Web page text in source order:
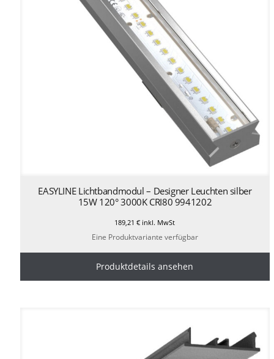
EASYLINE Lichtbandmodul – Designer Leuchten silber
15W 120° 3000K CRI80 9941202
189,21€ inkl. MwSt
Eine Produktvariante verfügbar
Produktdetails ansehen